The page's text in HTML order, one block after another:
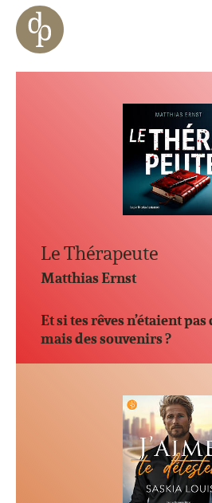
Aller au contenu principal
Aller à la navigation
Aller à la recherche sur le site web
Le Thérapeute
Matthias Ernst
Et si tes rêves n’étaient
mais des souvenirs ?